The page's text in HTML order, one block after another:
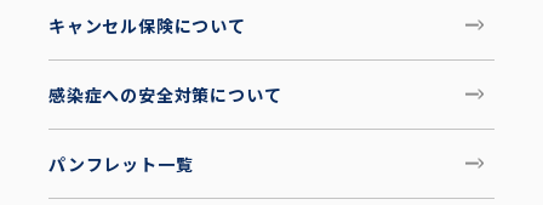
キャンセル保険について
感染症への安全対策について
パンフレット一覧